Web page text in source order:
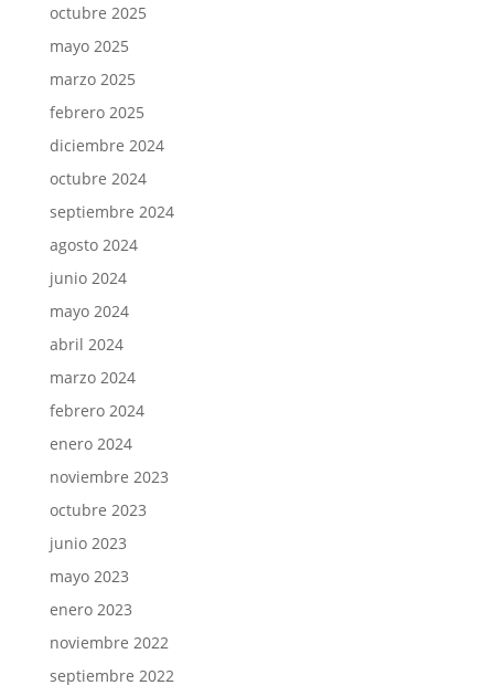
octubre 2025
mayo 2025
marzo 2025
febrero 2025
diciembre 2024
octubre 2024
septiembre 2024
agosto 2024
junio 2024
mayo 2024
abril 2024
marzo 2024
febrero 2024
enero 2024
noviembre 2023
octubre 2023
junio 2023
mayo 2023
enero 2023
noviembre 2022
septiembre 2022